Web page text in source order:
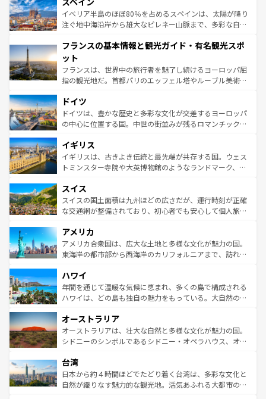
ろん、トスカーナの美しい田園風景やアマルフィ海岸の絶
景など、自然景観も見逃せない。観光の合間には、本場の
ピザやパスタなど、絶品のイタリア料理を堪能することも
ませてくれるイタリアで、忘れられない旅をしてみよう！
なお、新着のイタリア情報は
しい。
イベリア半島のほぼ80％を占めるスペインは、太陽が降り
注ぐ地中海沿岸から雄大なピレネー山脈まで、多彩な自然
文化が根付くこの国では、情熱的なフラメンコ、熱気あふ
れる闘牛、そして美味しいタパスが生活の一部となってい
る。首都マドリードの洗練された雰囲気や、バルセロナの
アートに溢れた街角から、地方では古代ローマ遺跡や中世
せる。地方によって風土や気候が異なるスペインはその個
性で訪れる人を魅了する。 なお、新着のスペイン情報は コ
ンテンツ一覧を参照してほしい。
フランスの基本情報と観光ガイド・有名観光スポ
ット
フランスは、世界中の旅行者を魅了し続けるヨーロッパ屈
指の観光地だ。首都パリのエッフェル塔やルーブル美術館
で、幅広い魅力が詰まっている。華麗な宮殿、歴史的な大
聖堂、美しいビーチ、そして豊かな自然が、訪れる者を心
から魅了する。また、フランスは美食の国としても知ら
いる。シャンパンの発祥地であるランス、プロヴァンスの
香り高いラベンダー畑など、多彩な楽しみ方が可能だ。さ
らに、パリ以外の地域にも魅力が溢れており、どの街角に
れる地方に足を運ぶとそれぞれで全く異なる文化を体験で
きるだろう。 なお、新着のフランス情報はコンテンツ一覧
を参照してほしい。
ドイツ
ドイツは、豊かな歴史と多彩な文化が交差するヨーロッパ
の中心に位置する国。中世の街並みが残るロマンチック街
顔を持つこの国は、どこを歩いても飽きることがない。ベ
ルリンの文化的活気、バイエルン州のアルプスの絶景、そ
してライン川沿いのワイン畑といった風景は必見。ビール
は、お酒好きな人にはぜひ体験してほしい。 なお、新着の
ドイツ情報はコンテンツ一覧を参照してほしい。
イギリス
イギリスは、古きよき伝統と最先端が共存する国。ウェス
トミンスター寺院や大英博物館のようなランドマーク、歴
リアごとに異なる魅力がある。また、優雅なアフタヌーン
ティー、ビール好きにはたまらない英国パブ、サッカー観
戦など、本場だからこそできる体験も豊富。イギリスを旅
ンツ一覧を参照してほしい。
スイス
スイスの国土面積は九州ほどの広さだが、運行時刻が正確
な交通網が整備されており、初心者でも安心して個人旅行
の建物がそのまま残る町や、スイスならではのユニークな
博物館もあり、アルプス観光だけでなく町歩きも満喫する
ことができる。国民の所得が高いため物価も高いが、旅行
ば市内交通費無料で観光を楽しむこともできる。 なお、新
着のスイス情報はコンテンツ一覧 を参照してほしい。
アメリカ
アメリカ合衆国は、広大な土地と多様な文化が魅力の国。
東海岸の都市部から西海岸のカリフォルニアまで、訪れる
のような巨大都市は、観光、ショッピング、エンターテイ
ンメントが詰まった刺激的なスポットだ。一方、アメリカ
西部には大自然が広がり、グランドキャニオンやイエロー
部のニューオーリンズでは、音楽と美食が融合した独特の
文化が魅力。旅行者はアメリカの各地域で異なる魅力を楽
しみながら、その多様性と豊かな歴史を感じることができ
ならではの贅沢な旅のスタイルだ。 なお、新着のアメリカ
情報はコンテンツ一覧を参照してほしい。
ハワイ
年間を通じて温暖な気候に恵まれ、多くの島で構成される
ハワイは、どの島も独自の魅力をもっている。大自然の神
ワイ島は見逃せない。また、定番の観光地といえばオアフ
島だが、静かな自然を求めるならマウイ島やカウアイ島が
おすすめ。エメラルドグリーンに輝く海をはじめ、豊かな
れるおもてなしの心で訪れる人々を迎えてくれるハワイの
人々、おいしいローカルフードやハワイアンミュージッ
ク、伝統的なフラダンスなど、すべてがハワイの魅力を彩
オーストラリア
オーストラリアは、壮大な自然と多様な文化が魅力の国。
シドニーのシンボルであるシドニー・オペラハウス、オー
リアリーフや大陸中央部にそびえるウルル（エアーズロッ
ク）、タスマニアの美しい原生林やケアンズの熱帯雨林な
ど、見どころがたくさん。また、カフェやワイン、オージ
台湾
日本から約４時間ほどでたどり着く台湾は、多彩な文化と
自然が織りなす魅力的な観光地。活気あふれる大都市の台